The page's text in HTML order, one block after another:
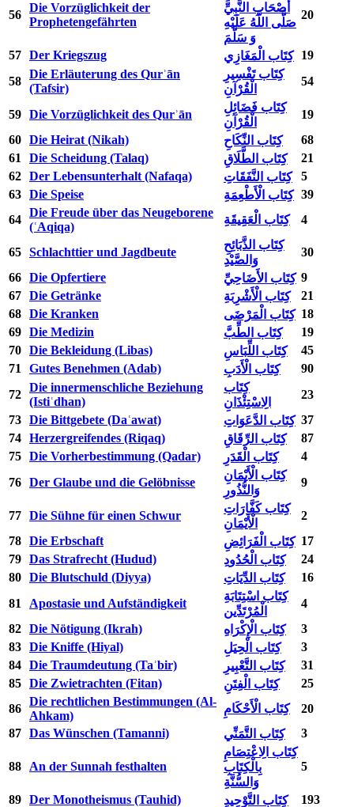
56
Die Vorzüglichkeit der
Prophetengefährten
أَصْحَابِ النَّبِيِّ
صَلَّى اللَّهُ عَلَيْهِ
وَ سَلَّمَ
20
57 Der Kriegszug كِتَاب الْمَغَازِي 19
58
Die Erläuterung des Qurʾān
(Tafsir)
كِتَاب تَفْسِيرِ
الْقُرْآنِ
54
59 Die Vorzüglichkeit des Qurʾān
كِتَاب فَضَائِلِ
الْقُرْآنِ
19
60 Die Heirat (Nikah) كِتَاب النِّكَاحِ
68
61
Die Scheidung (Talaq) كِتَاب الطَّلَاقِ
21
62 Der Lebensunterhalt (Nafaqa) كِتَاب النَّفَقَاتِ
5
63 Die Speise كِتَاب الْأَطْعِمَةِ 39
64
Die Freude über das Neugeborene
(ʿAqiqa)
كِتَاب الْعَقِيقَةِ 4
65 Schlachttier und Jagdbeute
كِتَاب الذَّبَائِحِ
وَالصَّيْدِ
30
66 Die Opfertiere كِتَاب الأَضَاحِيِّ 9
67 Die Getränke كِتَاب الْأَشْرِبَةِ
21
68 Die Kranken كِتَاب الْمَرْضَى 18
69 Die Medizin كِتَاب الطِّبَّ
19
70 Die Bekleidung (Libas) كِتَاب اللِّبَاسِ
45
71
Gutes Benehmen (Adab) كِتَاب الْأَدَبِ
90
72
Die innermenschliche Beziehung
(Istiʿdhan)
كِتَاب
الِاسْتِئْذَانِ
23
73 Die Bittgebete (Daʿawat) كِتَاب الدَّعَوَاتِ 37
74 Herzergreifendes (Riqaq) كِتَاب الرِّقَاقِ
87
75 Die Vorherbestimmung (Qadar) كِتَاب الْقَدَرِ
4
76 Der Glaube und die Gelöbnisse
كِتَاب الْأَيْمَانِ
وَالنُّذُورِ
9
77 Die Sühne für einen Schwur
كِتَاب كَفَّارَاتِ
الْأَيْمَانِ
2
78 Die Erbschaft كِتَاب الْفَرَائِضِ 17
79 Das Strafrecht (Hudud) كِتَاب الْحُدُودِ
24
80 Die Blutschuld (Diyya) كِتَاب الدِّيَاتِ
16
81
Apostasie und Aufständigkeit
كِتَاب اسْتِتَابَةِ
الْمُرْتَدِّين
4
82 Die Nötigung (Ikrah) كِتَاب الْإِكْرَاهِ
3
83 Die Kniffe (Hiyal) كِتَاب الْحِيَلِ
3
84 Die Traumdeutung (Taʾbir) كِتَاب التَّعْبِيرِ
31
85 Die Zwietrachten (Fitan) كِتَاب الْفِتَنِ
25
86
Die rechtlichen Bestimmungen (Al-
Ahkam)
كِتَاب الْأَحْكَامِ
20
87 Das Wünschen (Tamanni) كِتَاب التَّمَنِّي 3
88 An der Sunnah festhalten
كِتَاب الِاعْتِصَامِ
بِالْكِتَابِ
وَالسُّنَّةِ
5
89 Der Monotheismus (Tauhid) كِتَاب التَّوْحِيدِ 193